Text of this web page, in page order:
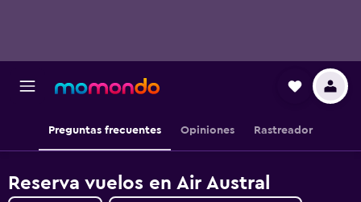
Preguntas frecuentes Opiniones Rastreador
Reserva vuelos en Air Austral